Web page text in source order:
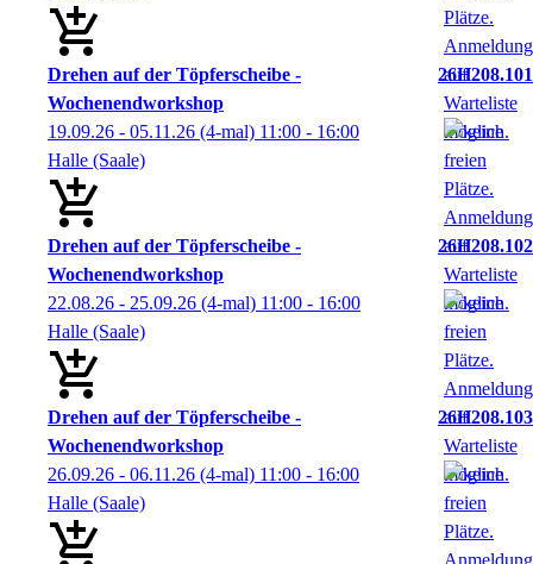
Drehen auf der Töpferscheibe -
Wochenendworkshop
26H208.101
19.09.26 - 05.11.26 (4-mal) 11:00 - 16:00
Halle (Saale)
Drehen auf der Töpferscheibe -
Wochenendworkshop
26H208.102
22.08.26 - 25.09.26 (4-mal) 11:00 - 16:00
Halle (Saale)
Drehen auf der Töpferscheibe -
Wochenendworkshop
26H208.103
26.09.26 - 06.11.26 (4-mal) 11:00 - 16:00
Halle (Saale)